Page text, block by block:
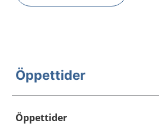
Öppettider
Öppettider